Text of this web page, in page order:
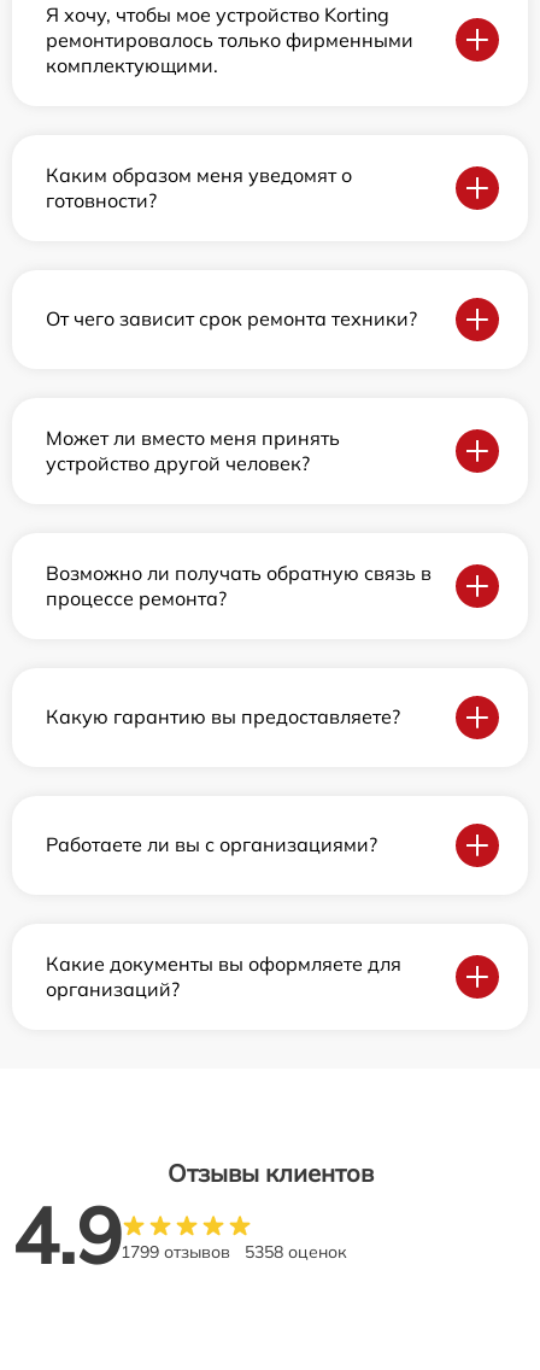
Я хочу, чтобы мое устройство Korting
ремонтировалось только фирменными
комплектующими.
Каким образом меня уведомят о
готовности?
От чего зависит срок ремонта техники?
Может ли вместо меня принять
устройство другой человек?
Возможно ли получать обратную связь в
процессе ремонта?
Какую гарантию вы предоставляете?
Работаете ли вы с организациями?
Какие документы вы оформляете для
организаций?
Отзывы клиентов
4.91799 отзывов 5358 оценок